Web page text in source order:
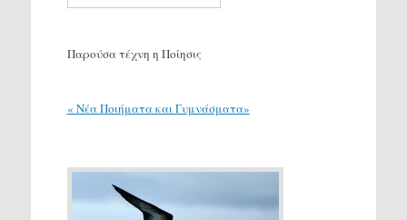
Παρούσα τέχνη η Ποίησις
« Νέα Ποιήματα και Γυμνάσματα»